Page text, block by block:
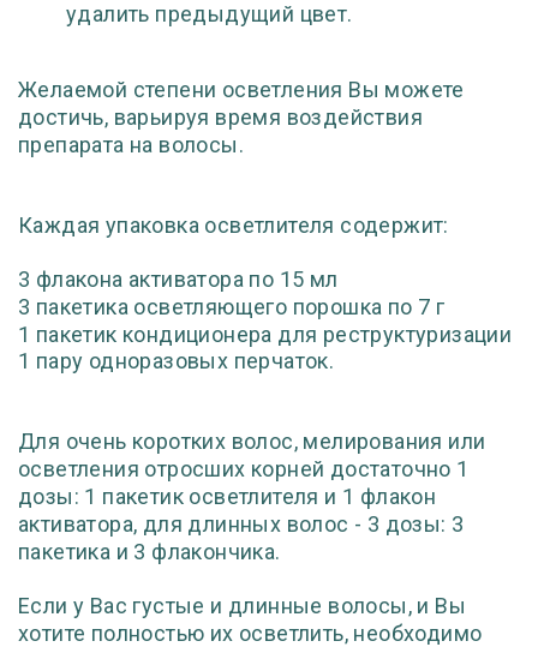
удалить предыдущий цвет.
Желаемой степени осветления Вы можете
достичь, варьируя время воздействия
препарата на волосы.
Каждая упаковка осветлителя содержит:
3 флакона активатора по 15 мл
3 пакетика осветляющего порошка по 7 г
1 пакетик кондиционера для реструктуризации
1 пару одноразовых перчаток.
Для очень коротких волос, мелирования или
осветления отросших корней достаточно 1
дозы: 1 пакетик осветлителя и 1 флакон
активатора, для длинных волос - 3 дозы: 3
пакетика и 3 флакончика.
Если у Вас густые и длинные волосы, и Вы
хотите полностью их осветлить, необходимо